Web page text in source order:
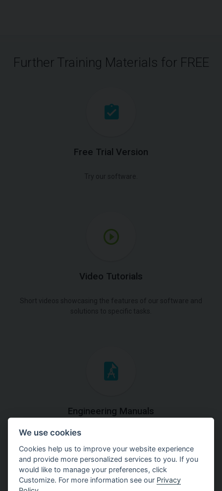
Further Training Materials for FREE
Free Trial Version
Try our software.
Video Tutorials
Short videos showcasing the features of our software and
solutions to specific tasks.
Engineering Manuals
Step by steps guides on how
to solve a specific tasks.
We use cookies
Cookies help us to improve your website experience
and provide more personalized services to you. If you
would like to manage your preferences, click
Customize. For more information see our Privacy